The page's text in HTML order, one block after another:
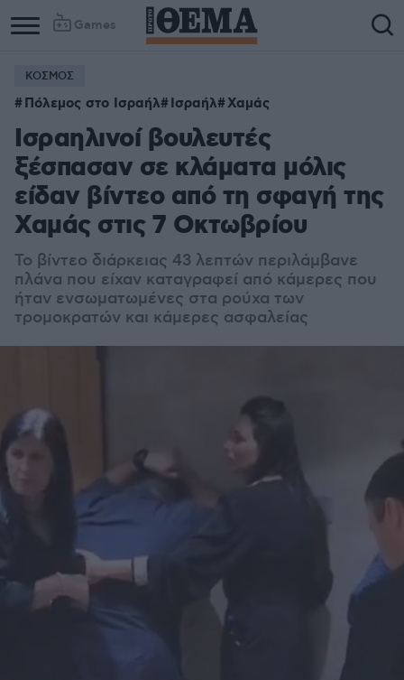
Games
ΚΟΣΜΟΣ
Πόλεμος στο Ισραήλ Ισραήλ Χαμάς
Ισραηλινοί βουλευτές
ξέσπασαν σε κλάματα μόλις
είδαν βίντεο από τη σφαγή της
Χαμάς στις 7 Οκτωβρίου
Το βίντεο διάρκειας 43 λεπτών περιλάμβανε
πλάνα που είχαν καταγραφεί από κάμερες που
ήταν ενσωματωμένες στα ρούχα των
τρομοκρατών και κάμερες ασφαλείας